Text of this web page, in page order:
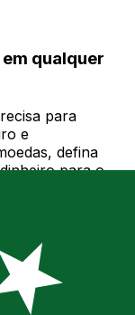
qualquer
para
e
defina
para o